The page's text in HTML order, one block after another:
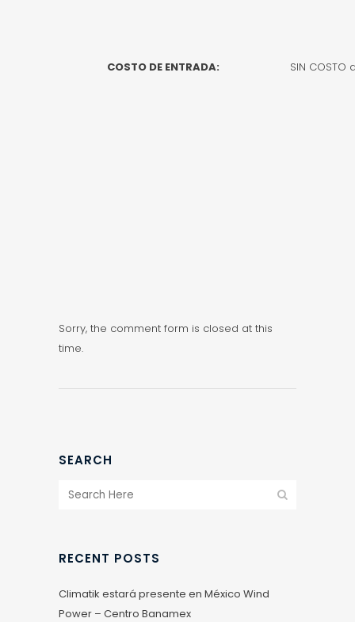
COSTO DE ENTRADA: SIN
Sorry, the comment form is closed at this
time.
SEARCH
RECENT POSTS
Climatik estará presente en México Wind
Power – Centro Banamex